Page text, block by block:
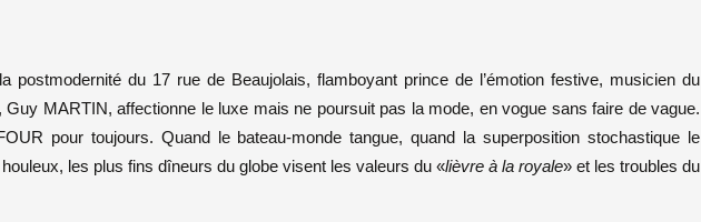
postmodernité du 17 rue de Beaujolais, flamboyant prince de l’émotion festive, musicien du
Guy MARTIN, affectionne le luxe mais ne poursuit pas la mode, en vogue sans faire de vague.
pour toujours. Quand le bateau-monde tangue, quand la superposition stochastique le
les plus fins dîneurs du globe visent les valeurs du «lièvre à la royale» et les troubles du